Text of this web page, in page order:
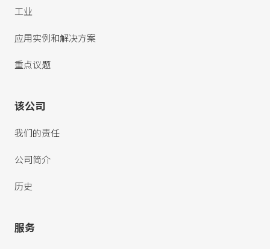
工业
应用实例和解决方案
重点议题
该公司
我们的责任
公司简介
历史
服务